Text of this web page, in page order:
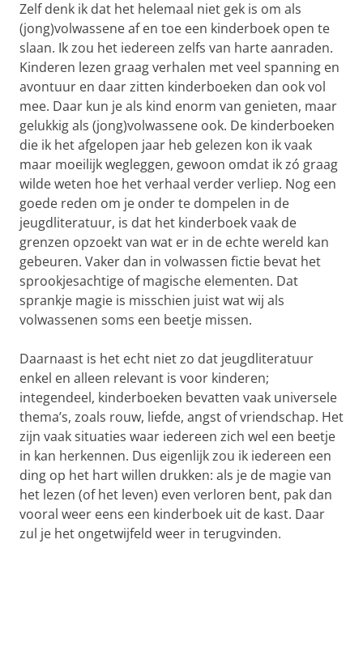
Zelf denk ik dat het helemaal niet gek is om als
(jong)volwassene af en toe een kinderboek open te
slaan. Ik zou het iedereen zelfs van harte aanraden.
Kinderen lezen graag verhalen met veel spanning en
avontuur en daar zitten kinderboeken dan ook vol
mee. Daar kun je als kind enorm van genieten, maar
gelukkig als (jong)volwassene ook. De kinderboeken
die ik het afgelopen jaar heb gelezen kon ik vaak
maar moeilijk wegleggen, gewoon omdat ik zó graag
wilde weten hoe het verhaal verder verliep. Nog een
goede reden om je onder te dompelen in de
jeugdliteratuur, is dat het kinderboek vaak de
grenzen opzoekt van wat er in de echte wereld kan
gebeuren. Vaker dan in volwassen fictie bevat het
sprookjesachtige of magische elementen. Dat
sprankje magie is misschien juist wat wij als
volwassenen soms een beetje missen.
Daarnaast is het echt niet zo dat jeugdliteratuur
enkel en alleen relevant is voor kinderen;
integendeel, kinderboeken bevatten vaak universele
thema’s, zoals rouw, liefde, angst of vriendschap. Het
zijn vaak situaties waar iedereen zich wel een beetje
in kan herkennen. Dus eigenlijk zou ik iedereen een
ding op het hart willen drukken: als je de magie van
het lezen (of het leven) even verloren bent, pak dan
vooral weer eens een kinderboek uit de kast. Daar
zul je het ongetwijfeld weer in terugvinden.